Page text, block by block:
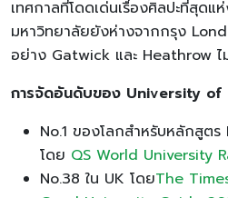
เทศกาลที่โดดเด่นเรื่องศิลปะที่สุด
มหาวิทยาลัยยังห่างจากกรุง
อย่าง Gatwick และ Heathrow
การจัดอันดับของ University of
No.1 ของโลกสำหรับหลักสูต
โดย QS World University
No.38 ใน UK โดยThe